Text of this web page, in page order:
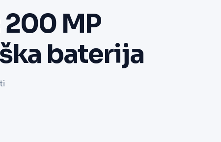
200 MP
baterija